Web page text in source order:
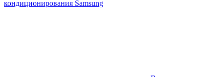
кондиционирования Samsung